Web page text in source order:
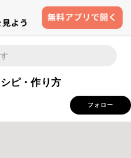
ピ・作り方
フォロー